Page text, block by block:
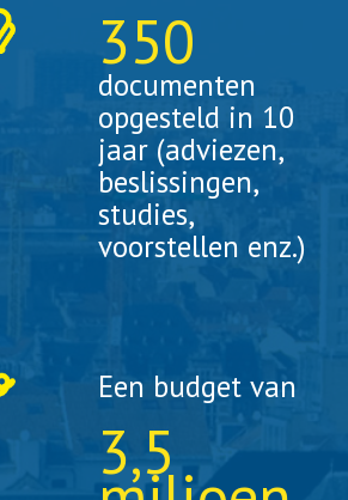
350
documenten
opgesteld in 10
jaar (adviezen,
beslissingen,
studies,
voorstellen enz.)
Een budget van
3,5